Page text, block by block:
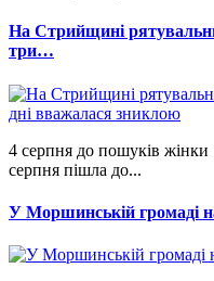
На Стрийщині
три…
4 серпня до пошуків
серпня пішла до...
У Моршинській громаді